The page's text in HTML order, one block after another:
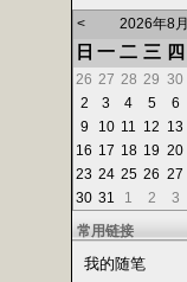
< 2026年8月
日 一 二 三 四
26 27 28 29 30
2
3 4 5 6
9
10 11 12 13
16 17 18 19 20
23 24 25 26 27
30 31 1 2 3
常用链接
我的随笔